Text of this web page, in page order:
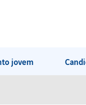
jovem